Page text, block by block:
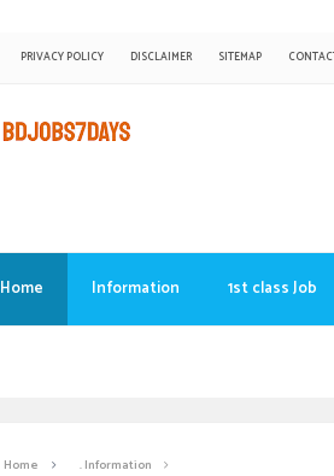
PRIVACY POLICY DISCLAIMER SITEMAP
Home Information 1st class Job
Home . Information